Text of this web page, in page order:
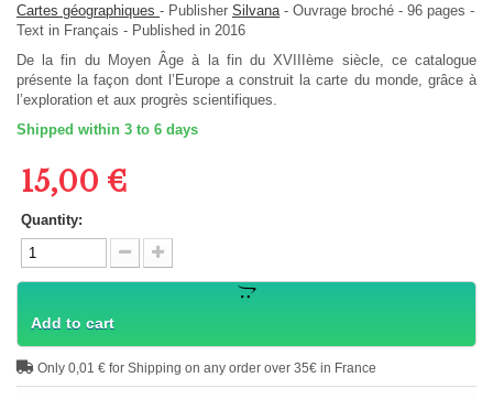
Cartes géographiques - Publisher Silvana - Ouvrage broché - 96 pages -
Text in Français - Published in 2016
De la fin du Moyen Âge à la fin du XVIIIème siècle, ce catalogue
présente la façon dont l’Europe a construit la carte du monde, grâce à
l’exploration et aux progrès scientifiques.
Shipped within 3 to 6 days
15,00 €
Quantity:
Add to cart
Only 0,01 € for Shipping on any order over 35€ in France